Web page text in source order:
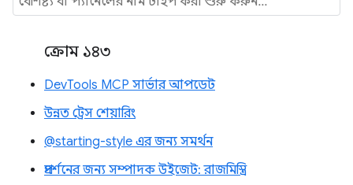
ক্রোম ১৪৩
DevTools MCP সার্ভার আপডেট
উন্নত ট্রেস শেয়ারিং
@starting-style এর জন্য সমর্থন
প্রদর্শনের জন্য সম্পাদক উইজেট: রাজমিস্ত্রি